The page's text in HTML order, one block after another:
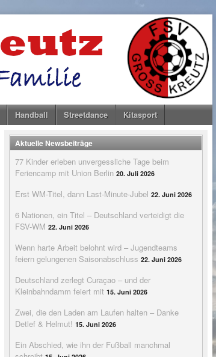
Handball Streetdance Kitasport
Aktuelle Newsbeiträge
77 Kinder erleben unvergessliche Tage beim
Feriencamp mit Union Berlin 20. Juli 2026
Erst WM-Titel, dann Last-Minute-Jubel 22. Juni 2026
6 Nationen, ein Titel – Deutschland verteidigt die
FSV-WM 22. Juni 2026
Wenn harte Arbeit belohnt wird – Jugendteams
feiern gelungenen Saisonabschluss 22. Juni 2026
Deutschland zerlegt Curaçao – und der
Kleinbahndamm feiert mit 15. Juni 2026
Zwei, die den Laden am Laufen halten – Danke
Detlef & Helmut! 15. Juni 2026
Ein Abschied, wie ihn der Fußball manchmal